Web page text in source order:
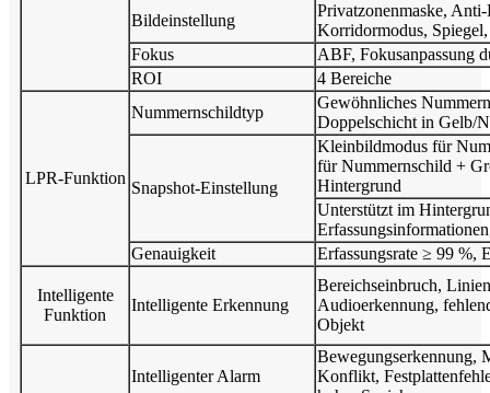
Bildeinstellung
Privatzonenmaske,
Korridormodus,
Fokus
ABF, Fokusanpassung
ROI
4 Bereiche
LPR-Funktion
Nummernschildtyp
Gewöhnliches
Doppelschicht in Gelb/
Snapshot-Einstellung
Kleinbildmodus für
für Nummernschild +
Hintergrund
Unterstützt im
Genauigkeit
Erfassungsrate ≥ 99 %,
Intelligente
Funktion
Intelligente Erkennung
Bereichseinbruch,
Audioerkennung,
Objekt
Intelligenter Alarm
Bewegungserkennung,
Konflikt,